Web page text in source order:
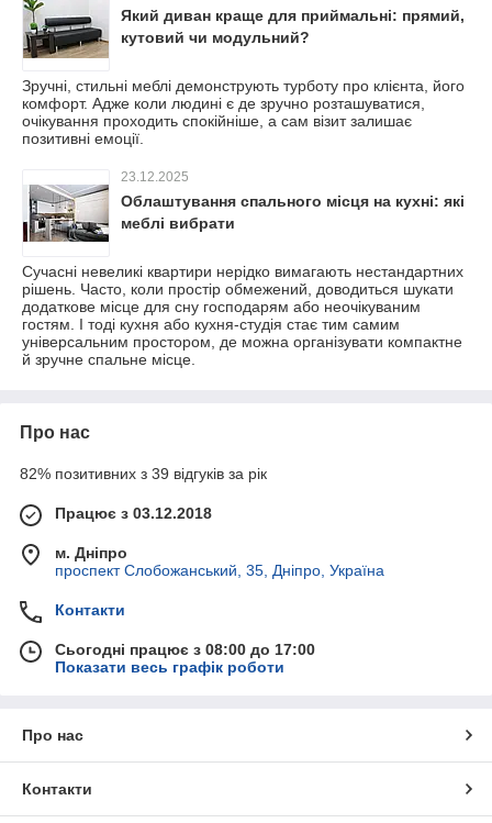
Який диван краще для приймальні: прямий,
кутовий чи модульний?
Зручні, стильні меблі демонструють турботу про клієнта, його
комфорт. Адже коли людині є де зручно розташуватися,
очікування проходить спокійніше, а сам візит залишає
позитивні емоції.
23.12.2025
Облаштування спального місця на кухні: які
меблі вибрати
Сучасні невеликі квартири нерідко вимагають нестандартних
рішень. Часто, коли простір обмежений, доводиться шукати
додаткове місце для сну господарям або неочікуваним
гостям. І тоді кухня або кухня-студія стає тим самим
універсальним простором, де можна організувати компактне
й зручне спальне місце.
Про нас
82% позитивних з 39 відгуків за рік
Працює з 03.12.2018
м. Дніпро
проспект Слобожанський, 35, Дніпро, Україна
Контакти
Сьогодні працює з 08:00 до 17:00
Показати весь графік роботи
Про нас
Контакти